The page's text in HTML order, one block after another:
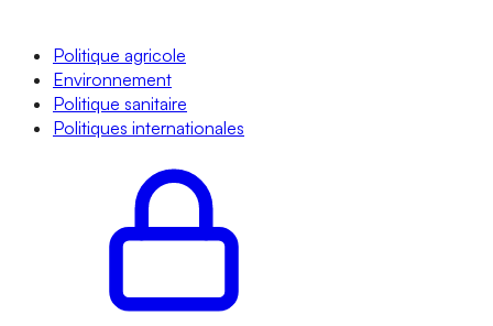
Politique agricole
Environnement
Politique sanitaire
Politiques internationales